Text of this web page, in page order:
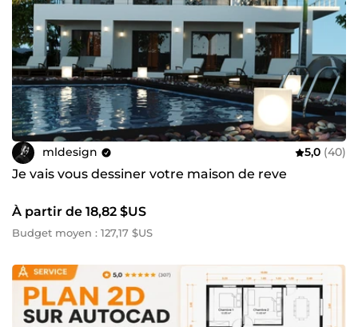
mldesign 5,0 (40)
Je vais vous dessiner votre maison de reve
À partir de 18,82 $US
Budget moyen : 127,17 $US